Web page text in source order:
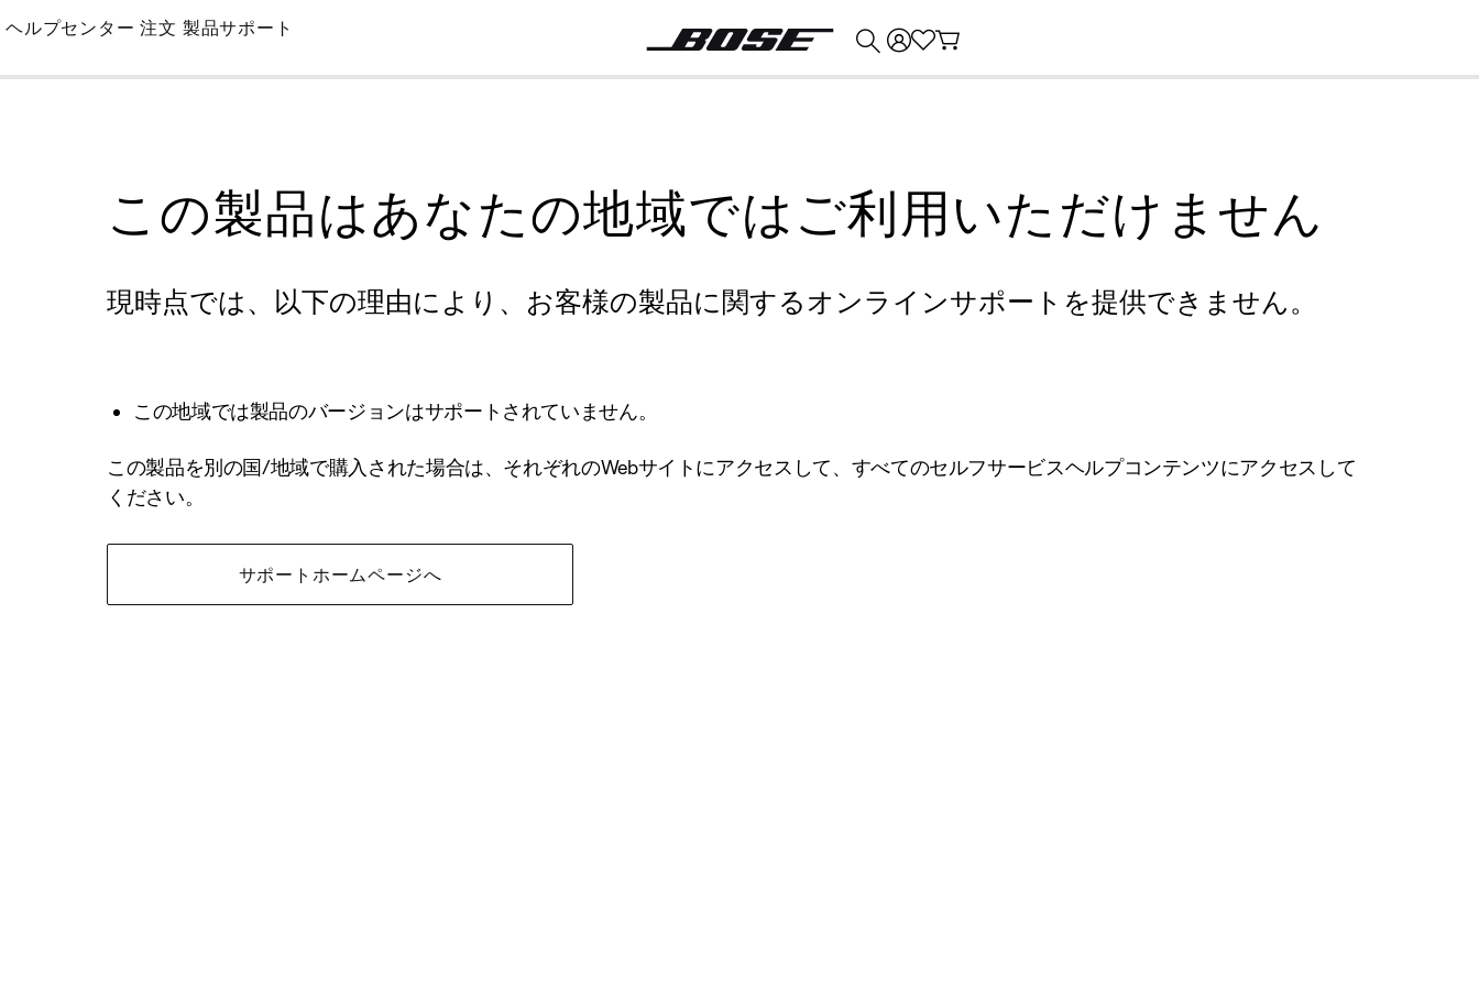
Skip
Main
ヘルプセンター 注文 製品サポート
この製品はあなたの地域ではご利用いただけません
現時点では、以下の理由により、お客様の製品に関するオンラインサポートを提供できません。
この地域では製品のバージョンはサポートされていません。
この製品を別の国/地域で購入された場合は、それぞれのWebサイトにアクセスして、すべてのセルフサービスヘルプコンテンツにアクセスして
ください。
サポートホームページへ